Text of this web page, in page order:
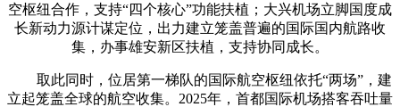
空枢纽合作，支持“四个核心”功能扶植；大兴机场立脚国度成
长新动力源计谋定位，出力建立笼盖普遍的国际国内航路收
集，办事雄安新区扶植，支持协同成长。
取此同时，位居第一梯队的国际航空枢纽依托“两场”，建
立起笼盖全球的航空收集。2025年，首都国际机场搭客吞吐量